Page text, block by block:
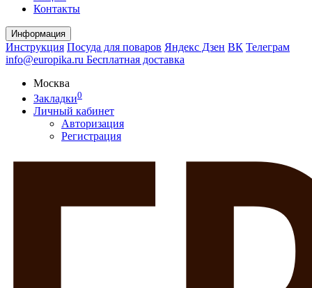
Контакты
Информация
Инструкция Посуда для поваров Яндекс Дзен ВК Телеграм
info@europika.ru Бесплатная доставка
Москва
Закладки0
Личный кабинет
Авторизация
Регистрация